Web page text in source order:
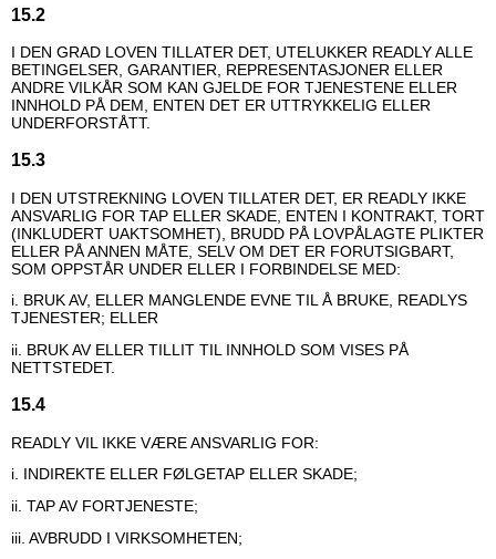
15.2
I DEN GRAD LOVEN TILLATER DET, UTELUKKER READLY ALLE
BETINGELSER, GARANTIER, REPRESENTASJONER ELLER
ANDRE VILKÅR SOM KAN GJELDE FOR TJENESTENE ELLER
INNHOLD PÅ DEM, ENTEN DET ER UTTRYKKELIG ELLER
UNDERFORSTÅTT.
15.3
I DEN UTSTREKNING LOVEN TILLATER DET, ER READLY IKKE
ANSVARLIG FOR TAP ELLER SKADE, ENTEN I KONTRAKT, TORT
(INKLUDERT UAKTSOMHET), BRUDD PÅ LOVPÅLAGTE PLIKTER
ELLER PÅ ANNEN MÅTE, SELV OM DET ER FORUTSIGBART,
SOM OPPSTÅR UNDER ELLER I FORBINDELSE MED:
i. BRUK AV, ELLER MANGLENDE EVNE TIL Å BRUKE, READLYS
TJENESTER; ELLER
ii. BRUK AV ELLER TILLIT TIL INNHOLD SOM VISES PÅ
NETTSTEDET.
15.4
READLY VIL IKKE VÆRE ANSVARLIG FOR:
i. INDIREKTE ELLER FØLGETAP ELLER SKADE;
ii. TAP AV FORTJENESTE;
iii. AVBRUDD I VIRKSOMHETEN;